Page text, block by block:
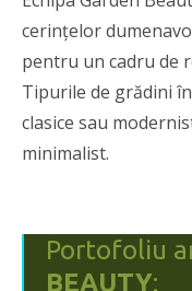
cerințelor
pentru un cadru de
Tipurile de grădini
clasice sau
minimalist.
Portofoliu
BEAUTY: